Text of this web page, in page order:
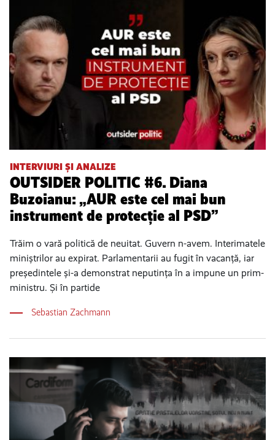
INTERVIURI ȘI ANALIZE
OUTSIDER POLITIC #6. Diana
Buzoianu: „AUR este cel mai bun
instrument de protecție al PSD”
Trăim o vară politică de neuitat. Guvern n-avem. Interimatele
miniștrilor au expirat. Parlamentarii au fugit în vacanță, iar
președintele și-a demonstrat neputința în a impune un prim-
ministru. Și în partide
Sebastian Zachmann